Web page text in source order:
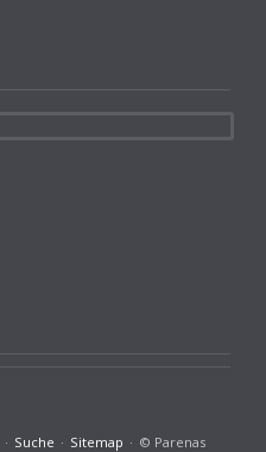
Suche Sitemap © Parenas